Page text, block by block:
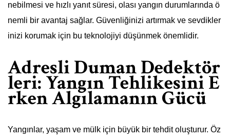
nebilmesi ve hızlı yanıt süresi, olası yangın durumlarında ö
nemli bir avantaj sağlar. Güvenliğinizi artırmak ve sevdikler
inizi korumak için bu teknolojiyi düşünmek önemlidir.
Adresli Duman Dedektör
leri: Yangın Tehlikesini E
rken Algılamanın Gücü
Yangınlar, yaşam ve mülk için büyük bir tehdit oluşturur. Öz